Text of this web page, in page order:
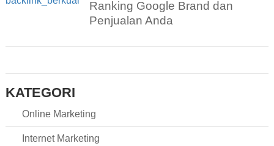
Ranking Google Brand dan
Penjualan Anda
KATEGORI
Online Marketing
Internet Marketing